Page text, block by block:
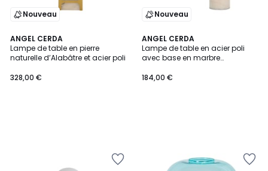
Nouveau
ANGEL CERDA
Lampe de table en pierre
naturelle d’Alabâtre et acier poli
328,00 €
Nouveau
ANGEL CERDA
Lampe de table en acier poli
avec base en marbre
184,00 €